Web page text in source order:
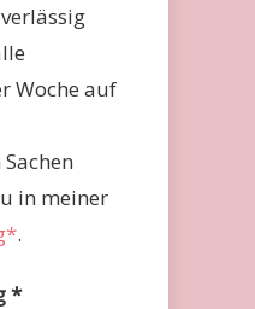
Woche auf
in meiner
.
*